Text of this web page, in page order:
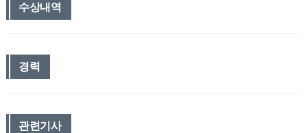
수상내역
경력
관련기사